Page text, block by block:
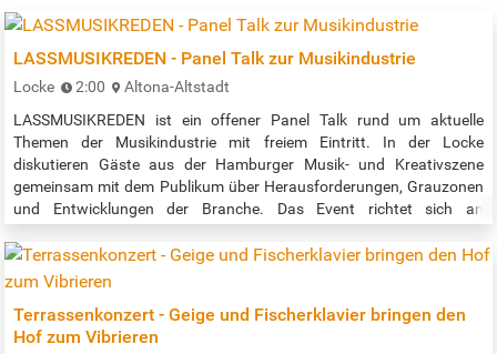
LASSMUSIKREDEN - Panel Talk zur Musikindustrie
Locke 2:00
Altona-Altstadt
LASSMUSIKREDEN ist ein offener Panel Talk rund um aktuelle
Themen der Musikindustrie mit freiem Eintritt. In der Locke
diskutieren Gäste aus der Hamburger Musik- und Kreativszene
gemeinsam mit dem Publikum über Herausforderungen, Grauzonen
und Entwicklungen der Branche. Das Event richtet sich an
Studierende, alle, die Lust auf ehrlichen Austausch und neue
Kontakte haben. Neben der Diskussion…
Terrassenkonzert - Geige und Fischerklavier bringen den
Hof zum Vibrieren